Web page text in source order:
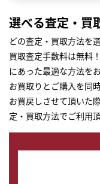
選べる査定・買
どの査定・買取方法を
買取査定手数料は無料
にあった最適な方法を
お買取りとご購入を同
お買戻しさせて頂いた
定・買取方法でご利用頂